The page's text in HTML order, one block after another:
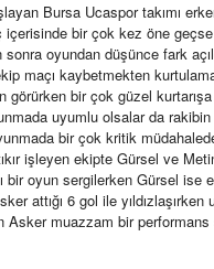
Bursa Ucaspor takımı
içerisinde bir çok kez öne
oyundan düşünce fark
maçı kaybetmekten
görürken bir çok güzel
uyumlu olsalar da
bir çok kritik
işleyen ekipte Gürsel ve
bir oyun sergilerken Gürsel ise
attığı 6 gol ile yıldızlaşırken
Asker muazzam bir